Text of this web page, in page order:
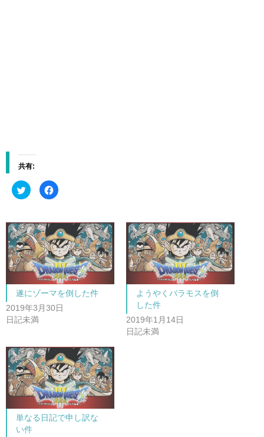
共有:
ク
リ
て
T
w
i
t
t
e
r
共
有
新
し
い
ド
ウ
で
開
き
ま
す
)
F
a
o
o
k
で
共
有
す
る
に
は
ク
ッ
ク
さ
い
(
新
し
い
ウ
ィ
ン
ド
ウ
遂にゾーマを倒した件
2019年3月30日
日記未満
ようやくバラモスを倒
した件
2019年1月14日
日記未満
単なる日記で申し訳な
い件